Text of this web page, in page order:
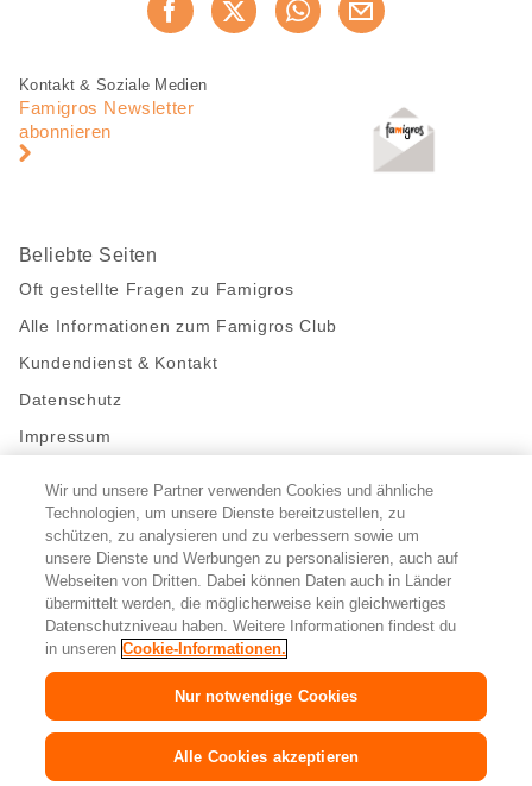
Jetzt weiterempfehlen
Fusszeile
Fusszeile
Navigation
Kontakt & Soziale Medien
Famigros Newsletter
abonnieren
Beliebte Seiten
Oft gestellte Fragen zu Famigros
Alle Informationen zum Famigros Club
Kundendienst & Kontakt
Datenschutz
Impressum
Bleibe mit uns in Kontakt
Facebook
https://twitter.com/migros
https://www.youtube.com/user/
PinterestInstagram
Cookie-Einstellungen
© 2026 Migros-Genossenschafts-Bund
FR IT
Wir und unsere Partner verwenden Cookies und ähnliche
Technologien, um unsere Dienste bereitzustellen, zu
schützen, zu analysieren und zu verbessern sowie um
unsere Dienste und Werbungen zu personalisieren, auch auf
Webseiten von Dritten. Dabei können Daten auch in Länder
übermittelt werden, die möglicherweise kein gleichwertiges
Datenschutzniveau haben. Weitere Informationen findest du
in unseren Cookie-Informationen.
Nur notwendige Cookies
Alle Cookies akzeptieren